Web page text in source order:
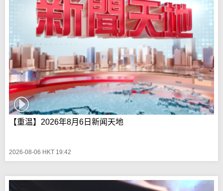
【重温】2026年8月6日新闻天地
2026-08-06 HKT 19:42